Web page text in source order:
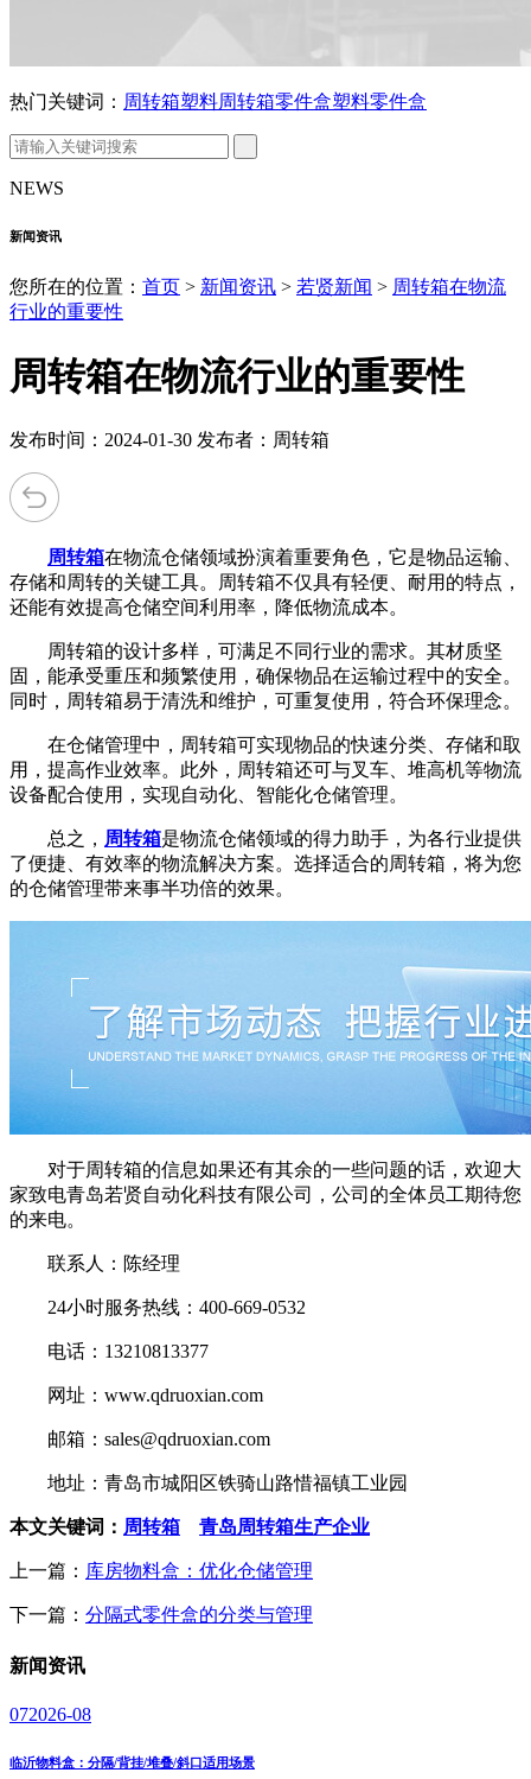
热门关键词： 周转箱塑料周转箱零件盒塑料零件盒
NEWS
新闻资讯
您所在的位置： 首页 > 新闻资讯 > 若贤新闻 > 周转箱在物流
行业的重要性
周转箱在物流行业的重要性
发布时间：2024-01-30 发布者：周转箱
周转箱在物流仓储领域扮演着重要角色，它是物品运输、
存储和周转的关键工具。周转箱不仅具有轻便、耐用的特点，
还能有效提高仓储空间利用率，降低物流成本。
周转箱的设计多样，可满足不同行业的需求。其材质坚
固，能承受重压和频繁使用，确保物品在运输过程中的安全。
同时，周转箱易于清洗和维护，可重复使用，符合环保理念。
在仓储管理中，周转箱可实现物品的快速分类、存储和取
用，提高作业效率。此外，周转箱还可与叉车、堆高机等物流
设备配合使用，实现自动化、智能化仓储管理。
总之， 周转箱是物流仓储领域的得力助手，为各行业提供
了便捷、有效率的物流解决方案。选择适合的周转箱，将为您
的仓储管理带来事半功倍的效果。
对于周转箱的信息如果还有其余的一些问题的话，欢迎大
家致电青岛若贤自动化科技有限公司，公司的全体员工期待您
的来电。
联系人：陈经理
24小时服务热线：400-669-0532
电话：13210813377
网址：www.qdruoxian.com
邮箱：sales@qdruoxian.com
地址：青岛市城阳区铁骑山路惜福镇工业园
本文关键词： 周转箱 青岛周转箱生产企业
上一篇： 库房物料盒：优化仓储管理
下一篇： 分隔式零件盒的分类与管理
新闻资讯
072026-08
临沂物料盒：分隔/背挂/堆叠/斜口适用场景